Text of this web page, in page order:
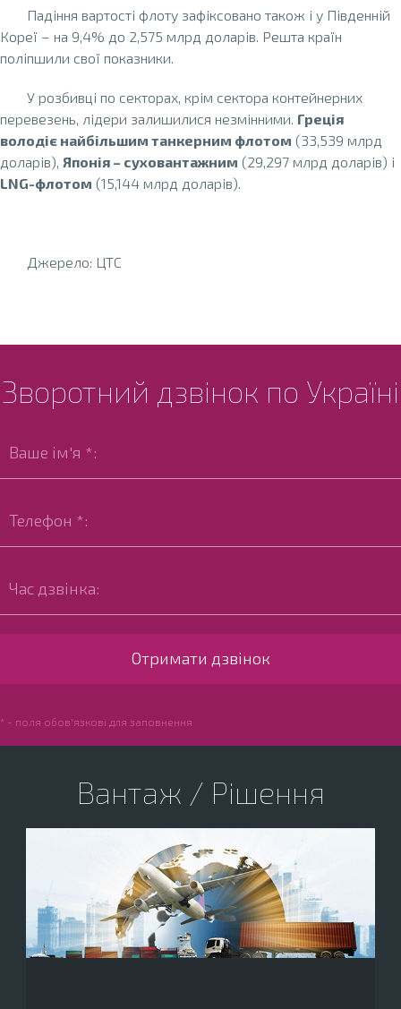
Падіння вартості флоту зафіксовано також і у Південній
Кореї – на 9,4% до 2,575 млрд доларів. Решта країн
поліпшили свої показники.
У розбивці по секторах, крім сектора контейнерних
перевезень, лідери залишилися незмінними. Греція
володіє найбільшим танкерним флотом (33,539 млрд
доларів), Японія – суховантажним (29,297 млрд доларів) і
LNG-флотом (15,144 млрд доларів).
Джерело: ЦТС
Зворотний дзвінок по Україні
* - поля обов'язкові для заповнення
Вантаж / Рішення